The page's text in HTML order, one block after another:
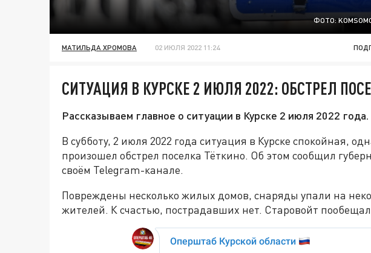
ФОТО:
МАТИЛЬДА ХРОМОВА 02 ИЮЛЯ 2022 11:24
СИТУАЦИЯ В КУРСКЕ 2 ИЮЛЯ 2022: ОБСТРЕЛ
Рассказываем главное о ситуации в Курске 2 июля 2022 года.
В субботу, 2 июля 2022 года ситуация в Курске спокойная,
произошел обстрел поселка Тёткино. Об этом сообщил
своём Telegram-канале.
Повреждены несколько жилых домов, снаряды упали на
жителей. К счастью, пострадавших нет. Старовойт